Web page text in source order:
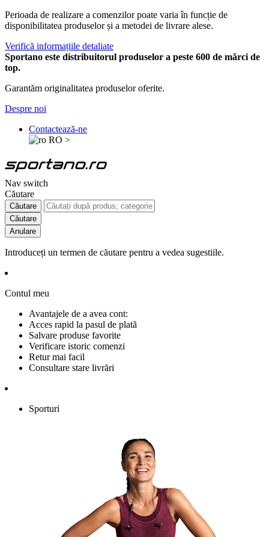
Perioada de realizare a comenzilor poate varia în funcție de
disponibilitatea produselor și a metodei de livrare alese.
Verifică informațiile detaliate
Sportano este distribuitorul produselor a peste 600 de mărci de
top.
Garantăm originalitatea produselor oferite.
Despre noi
Contactează-ne
RO >
Nav switch
Căutare
Căutare
Căutare
Anulare
Introduceți un termen de căutare pentru a vedea sugestiile.
Contul meu
Avantajele de a avea cont:
Acces rapid la pasul de plată
Salvare produse favorite
Verificare istoric comenzi
Retur mai facil
Consultare stare livrări
Sporturi